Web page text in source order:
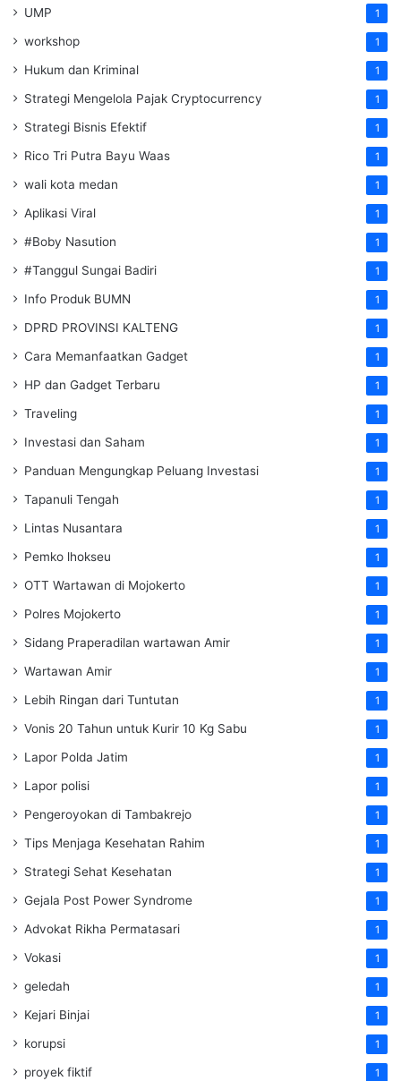
UMP 1
workshop 1
Hukum dan Kriminal 1
Strategi Mengelola Pajak Cryptocurrency 1
Strategi Bisnis Efektif 1
Rico Tri Putra Bayu Waas 1
wali kota medan 1
Aplikasi Viral 1
#Boby Nasution 1
#Tanggul Sungai Badiri 1
Info Produk BUMN 1
DPRD PROVINSI KALTENG 1
Cara Memanfaatkan Gadget 1
HP dan Gadget Terbaru 1
Traveling 1
Investasi dan Saham 1
Panduan Mengungkap Peluang Investasi 1
Tapanuli Tengah 1
Lintas Nusantara 1
Pemko lhokseu 1
OTT Wartawan di Mojokerto 1
Polres Mojokerto 1
Sidang Praperadilan wartawan Amir 1
Wartawan Amir 1
Lebih Ringan dari Tuntutan 1
Vonis 20 Tahun untuk Kurir 10 Kg Sabu 1
Lapor Polda Jatim 1
Lapor polisi 1
Pengeroyokan di Tambakrejo 1
Tips Menjaga Kesehatan Rahim 1
Strategi Sehat Kesehatan 1
Gejala Post Power Syndrome 1
Advokat Rikha Permatasari 1
Vokasi 1
geledah 1
Kejari Binjai 1
korupsi 1
proyek fiktif 1